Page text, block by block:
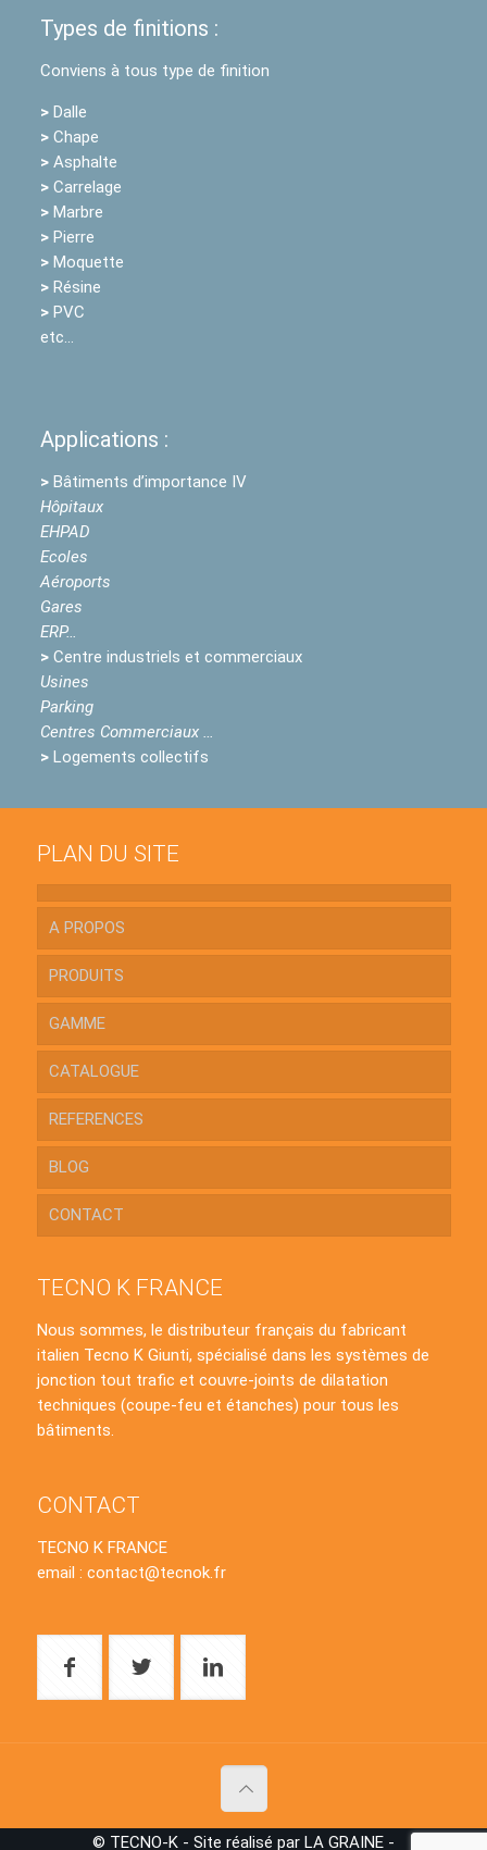
Types de finitions :
Conviens à tous type de finition
> Dalle
> Chape
> Asphalte
> Carrelage
> Marbre
> Pierre
> Moquette
> Résine
> PVC
etc…
Applications :
> Bâtiments d’importance IV
Hôpitaux
EHPAD
Ecoles
Aéroports
Gares
ERP…
> Centre industriels et commerciaux
Usines
Parking
Centres Commerciaux …
> Logements collectifs
PLAN DU SITE
A PROPOS
PRODUITS
GAMME
CATALOGUE
REFERENCES
BLOG
CONTACT
TECNO K FRANCE
Nous sommes, le distributeur français du fabricant
italien Tecno K Giunti, spécialisé dans les systèmes de
jonction tout trafic et couvre-joints de dilatation
techniques (coupe-feu et étanches) pour tous les
bâtiments.
CONTACT
TECNO K FRANCE
email : contact@tecnok.fr
© TECNO-K - Site réalisé par LA GRAINE -